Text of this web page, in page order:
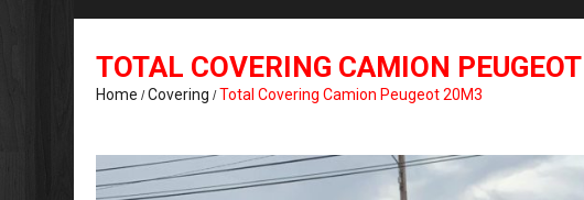
TOTAL COVERING CAMION
Home Covering Total Covering Camion Peugeot 20M3